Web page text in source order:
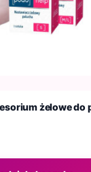
żelowe do